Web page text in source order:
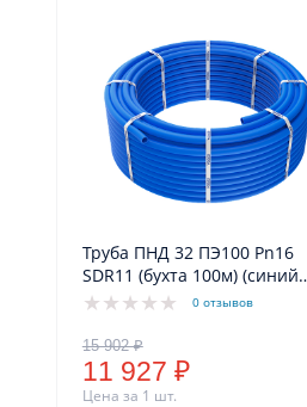
Труба ПНД 32 ПЭ100 Pn16
SDR11 (бухта 100м) (синий
цвет) VODOS Standart
0 отзывов
11 927 ₽
Цена за 1 шт.